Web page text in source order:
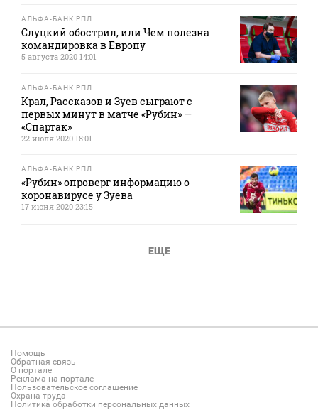
АЛЬФА-БАНК РПЛ
Слуцкий обострил, или Чем полезна
командировка в Европу
5 августа 2020 14:01
АЛЬФА-БАНК РПЛ
Крал, Рассказов и Зуев сыграют с
первых минут в матче «Рубин» —
«Спартак»
22 июля 2020 18:01
АЛЬФА-БАНК РПЛ
«Рубин» опроверг информацию о
коронавирусе у Зуева
17 июня 2020 23:15
ЕЩЕ
Помощь
Обратная связь
О портале
Реклама на портале
Пользовательское соглашение
Охрана труда
Политика обработки персональных данных